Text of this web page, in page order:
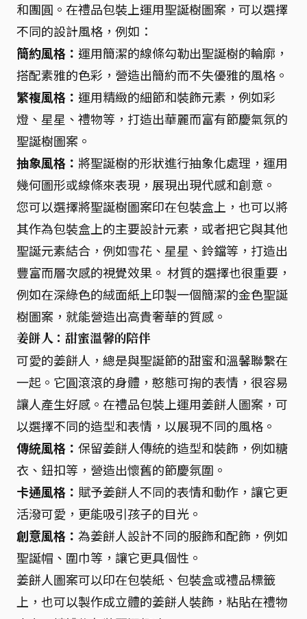
和團圓。在禮品包裝上運用聖誕樹圖案，可以選擇
不同的設計風格，例如：
簡約風格： 運用簡潔的線條勾勒出聖誕樹的輪廓，
搭配素雅的色彩，營造出簡約而不失優雅的風格。
繁複風格： 運用精緻的細節和裝飾元素，例如彩
燈、星星、禮物等，打造出華麗而富有節慶氣氛的
聖誕樹圖案。
抽象風格： 將聖誕樹的形狀進行抽象化處理，運用
幾何圖形或線條來表現，展現出現代感和創意。
您可以選擇將聖誕樹圖案印在包裝盒上，也可以將
其作為包裝盒上的主要設計元素，或者把它與其他
聖誕元素結合，例如雪花、星星、鈴鐺等，打造出
豐富而層次感的視覺效果。 材質的選擇也很重要，
例如在深綠色的絨面紙上印製一個簡潔的金色聖誕
樹圖案，就能營造出高貴奢華的質感。
姜餅人：甜蜜溫馨的陪伴
可愛的姜餅人，總是與聖誕節的甜蜜和溫馨聯繫在
一起。它圓滾滾的身體，憨態可掬的表情，很容易
讓人產生好感。在禮品包裝上運用姜餅人圖案，可
以選擇不同的造型和表情，以展現不同的風格。
傳統風格： 保留姜餅人傳統的造型和裝飾，例如糖
衣、鈕扣等，營造出懷舊的節慶氛圍。
卡通風格： 賦予姜餅人不同的表情和動作，讓它更
活潑可愛，更能吸引孩子的目光。
創意風格： 為姜餅人設計不同的服飾和配飾，例如
聖誕帽、圍巾等，讓它更具個性。
姜餅人圖案可以印在包裝紙、包裝盒或禮品標籤
上，也可以製作成立體的姜餅人裝飾，粘貼在禮物